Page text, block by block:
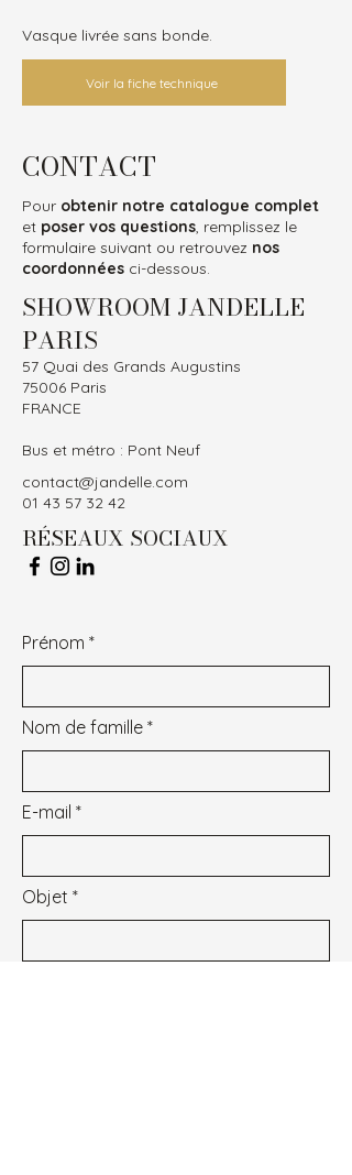
Vasque livrée sans bonde.
Voir la fiche technique
CONTACT
Pour obtenir notre catalogue complet
et poser vos questions, remplissez le
formulaire suivant ou retrouvez nos
coordonnées ci-dessous.
SHOWROOM JANDELLE
PARIS
57 Quai des Grands Augustins
75006 Paris
FRANCE
Bus et métro : Pont Neuf
contact@jandelle.com
01 43 57 32 42
RÉSEAUX SOCIAUX
Prénom
Nom de famille
E-mail
Objet